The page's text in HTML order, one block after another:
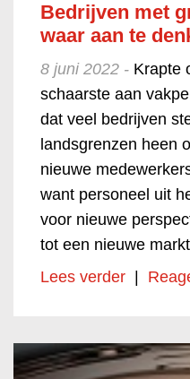
Bedrijven met
waar aan te
8 juni 2022 - Krapte
schaarste aan
dat veel bedrijven
landsgrenzen heen
nieuwe
want personeel uit
voor nieuwe
tot een nieuwe
Lees verder